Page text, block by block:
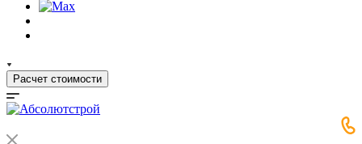
Расчет стоимости